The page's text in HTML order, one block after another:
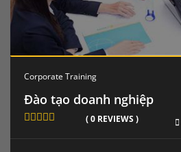
Corporate Training
Đào tạo doanh nghiệp
( 0 REVIEWS )